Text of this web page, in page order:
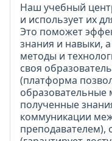
Наш учебный
и использует их
Это поможет
знания и навыки,
методы и
своя
(платформа
образовательные
полученные
коммуникации